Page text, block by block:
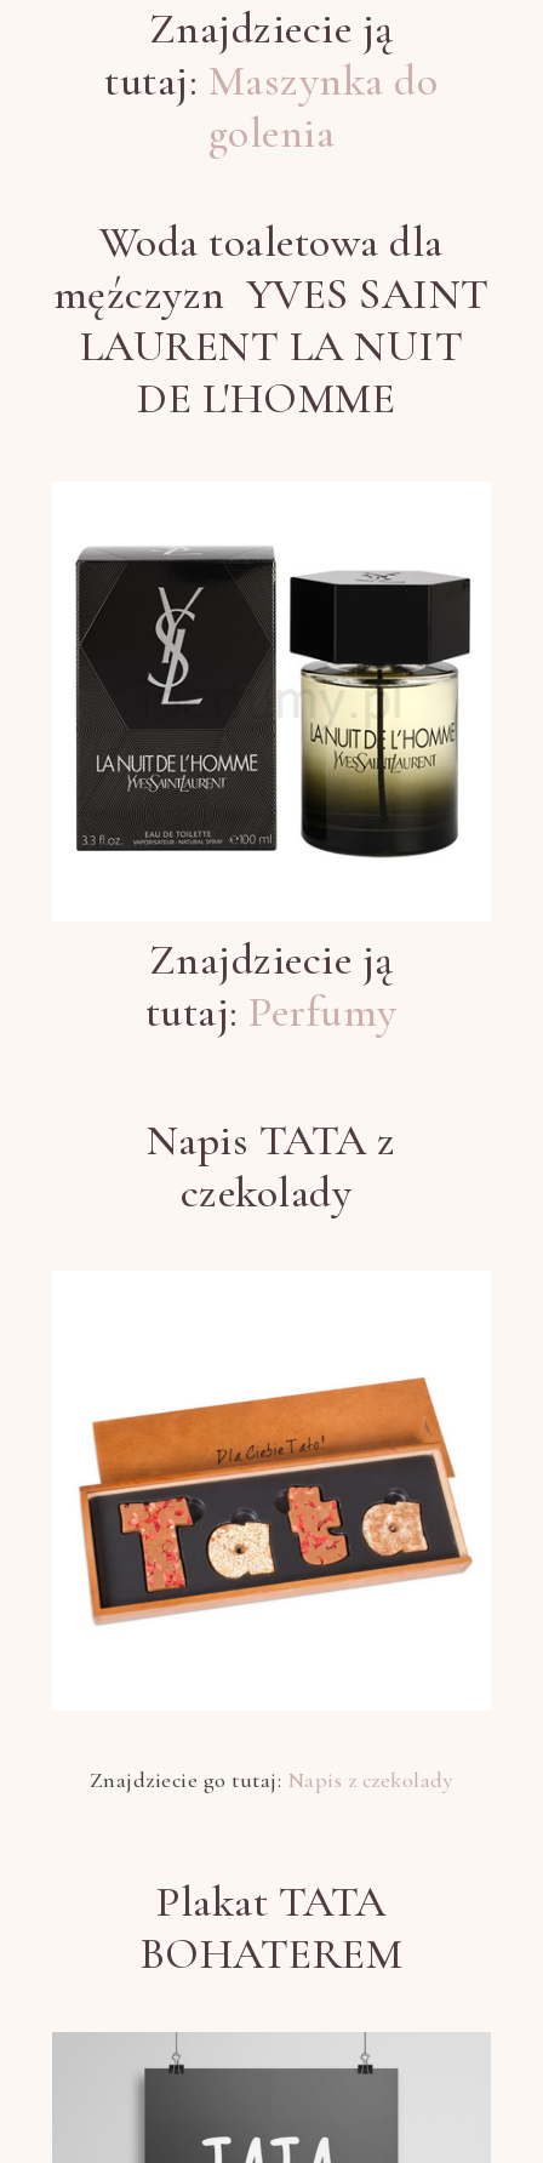
Znajdziecie ją
tutaj: Maszynka do
golenia
Woda toaletowa dla
męźczyzn YVES SAINT
LAURENT LA NUIT
DE L'HOMME
Znajdziecie ją
tutaj: Perfumy
Napis TATA z
czekolady
Znajdziecie go tutaj: Napis z czekolady
Plakat TATA
BOHATEREM